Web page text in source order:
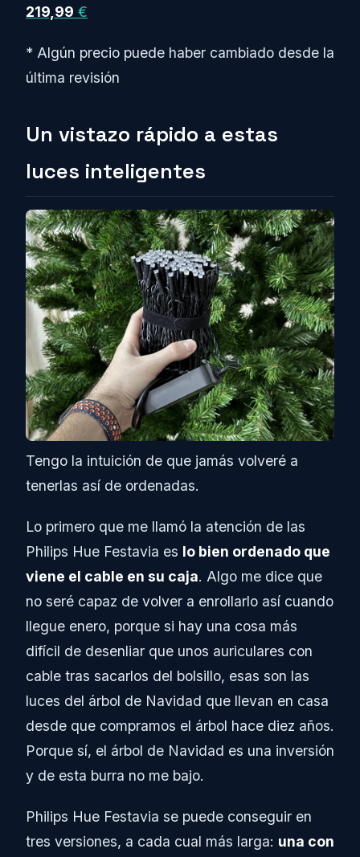
219,99 €
* Algún precio puede haber cambiado desde la
última revisión
Un vistazo rápido a estas
luces inteligentes
Tengo la intuición de que jamás volveré a
tenerlas así de ordenadas.
Lo primero que me llamó la atención de las
Philips Hue Festavia es lo bien ordenado que
viene el cable en su caja. Algo me dice que
no seré capaz de volver a enrollarlo así cuando
llegue enero, porque si hay una cosa más
difícil de desenliar que unos auriculares con
cable tras sacarlos del bolsillo, esas son las
luces del árbol de Navidad que llevan en casa
desde que compramos el árbol hace diez años.
Porque sí, el árbol de Navidad es una inversión
y de esta burra no me bajo.
Philips Hue Festavia se puede conseguir en
tres versiones, a cada cual más larga: una con